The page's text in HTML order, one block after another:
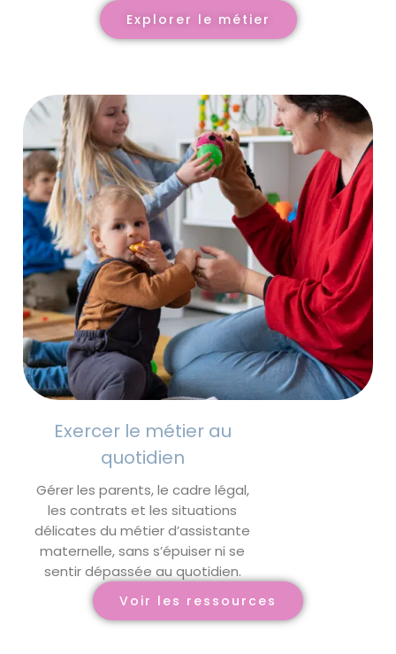
Explorer le métier
Exercer le métier au
quotidien
Gérer les parents, le cadre légal,
les contrats et les situations
délicates du métier d’assistante
maternelle, sans s’épuiser ni se
sentir dépassée au quotidien.
Voir les ressources